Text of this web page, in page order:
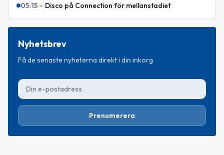
05:15 – Disco på Connection för mellanstadiet
Nyhetsbrev
Få de senaste nyheterna direkt i din inkorg.
Prenumerera